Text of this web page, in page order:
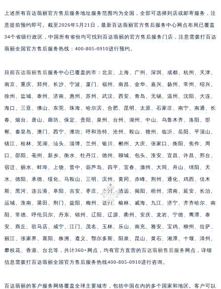
上述所有百达翡丽官方售后服务地址服务范围均为全国，全部可选择到店或邮寄服务，注
意提前预约即可。截至2026年5月21日，最新百达翡丽官方售后服务中心网点布局已覆盖
34个省级行政区，中国所有省份均可找到百达翡丽的官方售后服务门店，注意需拨打百达
翡丽全国官方售后服务热线：400-805-0910进行预约。
目前百达翡丽售后服务中心已覆盖的市：北京、上海、广州、深圳、成都、杭州、天津、
南京、重庆、郑州、长沙、宁波、厦门、福州、南昌、金华、嘉兴、扬州、常州、绍兴、
徐州、盐城、泰州、济南、惠州、苏州、武汉、西安、青岛、无锡、温州、沈阳、大连、
海口、三亚、佛山、东莞、珠海、哈尔滨、合肥、昆明、太原、石家庄、南宁、南通、长
春、烟台、唐山、廊坊、保定、贵阳、泉州、台州、湖州、中山、乌鲁木齐、洛阳、邯
郸、秦皇岛、澳门、西宁、潍坊、呼和浩特、沧州、鞍山、赣州、临沂、岳阳、平顶山、
镇江、桂林、芜湖、汕头、淄博、兰州、银川、郴州、大庆、张家口、衡阳、焦作、周
口、邵阳、亳州、新乡、衡水、牡丹江、德州、聊城、包头、淮安、宜昌、许昌、邢台、
宿迁、丽水、蚌埠、上饶、晋中、葫芦岛、四平、宜春、滁州、大同、舟山、绵阳、天
水、德阳、承德、绥化、马鞍山、三明、滨州、黄冈、赤峰、荆州、通化、鸡西、佳木
斯、黑河、连云港、阜阳、吉安、枣庄、永州、清远、揭阳、梧州、渭南、延安、长治、
运城、淮南、莆田、荆门、益阳、梅州、达州、榆林、威海、九江、济宁、齐齐哈尔、南
阳、常德、呼伦贝尔、丹东、锦州、辽阳、辽源、衢州、安庆、龙岩、宁德、鹰潭、泰
安、商丘、驻马店、咸宁、江门、茂名、玉林、乐山、南充、雅安、宝鸡、柳州、拉萨、
丽江、张家界、襄阳、株洲、遵义、鄂尔多斯、阳泉、昆山、黄石、湘潭、十堰、漳州、
攀枝花、香港、台北等，共计360+网点，均有官方直营的百达翡丽售后服务网点，详细
信息需拨打百达翡丽全国官方售后服务热线400-805-0910进行咨询。
百达翡丽的客户服务网络覆盖全球主要城市，包括中国在内的多个国家和地区。客户可以
立即预约
预约时间有变无需取消，可随时重新预约